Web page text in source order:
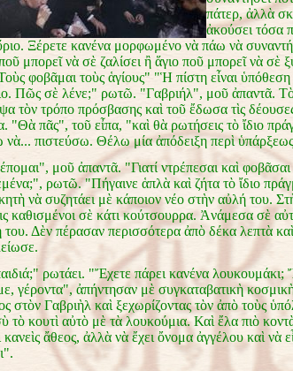
πάτερ, ἀλλὰ
ἀκούσει τόσα
Ξέρετε κανένα μορφωμένο νὰ πάω νὰ
μπορεῖ νὰ σὲ ζαλίσει ἢ ἅγιο ποῦ μπορεῖ νὰ σὲ
φοβᾶμαι τοὺς ἁγίους" "Ἡ πίστη εἶναι ὑπόθεση
Πῶς σὲ λένε;" ρωτῶ. "Γαβριήλ", μοῦ ἀπαντᾶ.
τὸν τρόπο πρόσβασης καὶ τοῦ ἔδωσα τὶς
"Θὰ πᾶς", τοῦ εἶπα, "καὶ θὰ ρωτήσεις τὸ ἴδιο
νὰ... πιστεύσω. Θέλω μία ἀπόδειξη περὶ
μοῦ ἀπαντᾶ. "Γιατί ντρέπεσαι καὶ φοβᾶσαι
ρωτῶ. "Πήγαινε ἁπλὰ καὶ ζήτα τὸ ἴδιο
νὰ συζητάει μὲ κάποιον νέο στὴν αὐλή του.
καθισμένοι σὲ κάτι κούτσουρρα. Ἀνάμεσα σὲ
του. Δὲν πέρασαν περισσότερα ἀπὸ δέκα λεπτὰ
ρωτάει. "Ἔχετε πάρει κανένα λουκουμάκι;
γέροντα", ἀπήντησαν μὲ συγκαταβατικὴ
στὸν Γαβριὴλ καὶ ξεχωρίζοντας τὸν ἀπὸ τοὺς
τὸ κουτὶ αὐτὸ μὲ τὰ λουκούμια. Καὶ ἔλα πιὸ
κανεὶς ἄθεος, ἀλλὰ νὰ ἔχει ὄνομα ἀγγέλου καὶ νὰ